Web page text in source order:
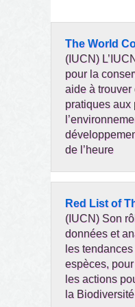
The World
(IUCN)
pour la
aide à
pratiques aux
de l’heure
Red List of
(IUCN) Son
données et
les
espèces,
les actions
la Biodiversité